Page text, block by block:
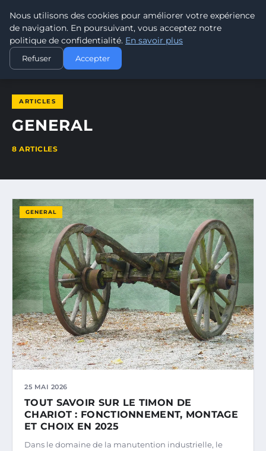
LEAD REVOLUTION
ACCUEIL GENERAL
ARTICLES
GENERAL
8 ARTICLES
GENERAL
25 MAI 2026
TOUT SAVOIR SUR LE TIMON DE
CHARIOT : FONCTIONNEMENT, MONTAGE
ET CHOIX EN 2025
Dans le domaine de la manutention industrielle, le
Nous utilisons des cookies pour améliorer votre expérience
de navigation. En poursuivant, vous acceptez notre
politique de confidentialité. En savoir plus
Refuser Accepter